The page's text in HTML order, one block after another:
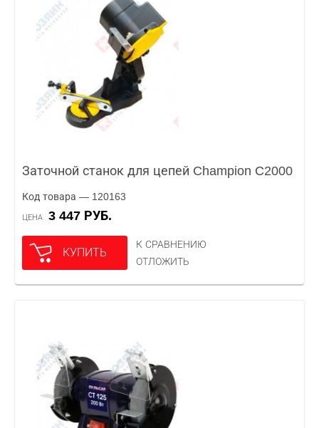
Заточной станок для цепей Champion C2000
Код товара — 120163
ЦЕНА 3 447 РУБ.
КУПИТЬ
К СРАВНЕНИЮ
ОТЛОЖИТЬ